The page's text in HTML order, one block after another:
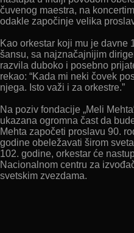
čuvenog maestra, na
odakle započinje velika
Kao orkestar koji mu je davne
šansu, sa najznačajnijim
razvila duboko i posebno
rekao: “Kada mi neki čovek
njega. Isto važi i za orkestre.”
Na poziv fondacije „Meli
ukazana ogromna čast da
Mehta započeti proslavu 90.
godine obeležavati širom
102. godine, orkestar će
Nacionalnom centru za
svetskim zvezdama.